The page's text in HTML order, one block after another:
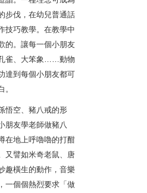
步伐，在幼兒普通話
技巧教學。在教學中
的。讓每一個小朋友
雀、大笨象……動物
達到每個小朋友都可
悟空、豬八戒的形
朋友學老師做豬八
在地上呼嚕嚕的打酣
又譬如米奇老鼠、唐
橫生的動作，音樂
一個個熱烈要求「做